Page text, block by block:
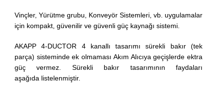
Vinçler, Yürütme grubu, Konveyör Sistemleri, vb. uygulamalar
için kompakt, güvenilir ve güvenli güç kaynağı sistemi.
AKAPP 4-DUCTOR 4 kanallı tasarımı sürekli bakır (tek
parça) sisteminde ek olmaması Akım Alıcıya geçişlerde ektra
güç vermez. Sürekli bakır tasarımının faydaları
aşağıda listelenmiştir.